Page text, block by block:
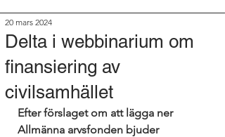
Delta i webbinarium om
finansiering av
civilsamhället
20 mars 2024
Efter förslaget om att lägga ner
Allmänna arvsfonden bjuder